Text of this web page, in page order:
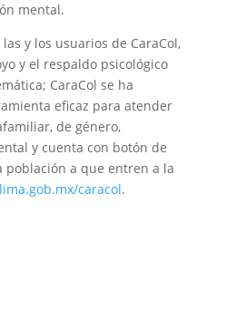
mental.
y los usuarios de CaraCol,
y el respaldo psicológico
CaraCol se ha
eficaz para atender
de género,
y cuenta con botón de
población a que entren a la
caracol.